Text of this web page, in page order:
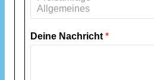
Deine Nachricht *